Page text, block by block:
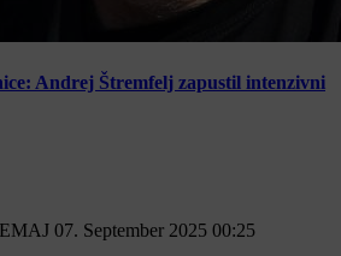
Andrej Štremfelj zapustil intenzivni
07. September 2025 00:25